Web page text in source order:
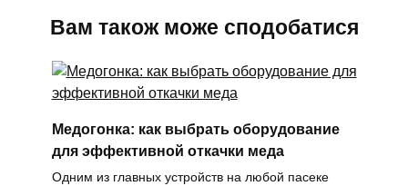
Вам також може сподобатися
Медогонка: как выбрать оборудование
для эффективной откачки меда
Одним из главных устройств на любой пасеке